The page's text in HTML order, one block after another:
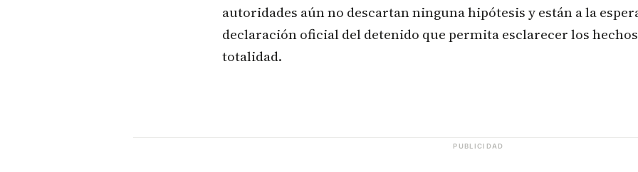
autoridades aún no descartan ninguna hipótesis y están a la
declaración oficial del detenido que permita esclarecer los
totalidad.
PUBLICIDAD